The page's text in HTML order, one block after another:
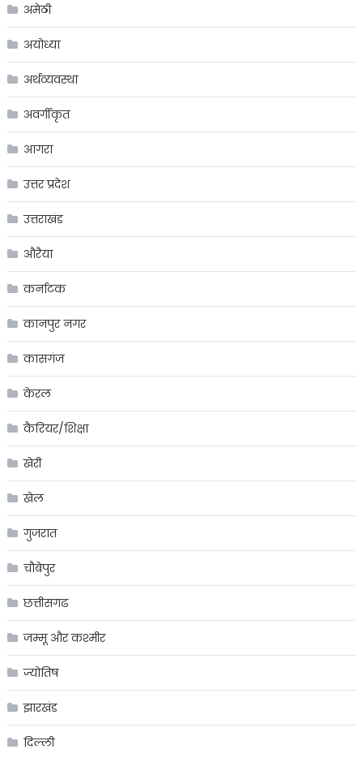
अमेठी
अयोध्या
अर्थव्यवस्था
अवर्गीकृत
आगरा
उत्तर प्रदेश
उत्तराखंड
औरैया
कर्नाटक
कानपुर नगर
कासगंज
केरल
कैरियर/शिक्षा
खेरी
खेल
गुजरात
चौबेपुर
छत्तीसगढ
जम्मू और कश्मीर
ज्योतिष
झारखंड
दिल्ली